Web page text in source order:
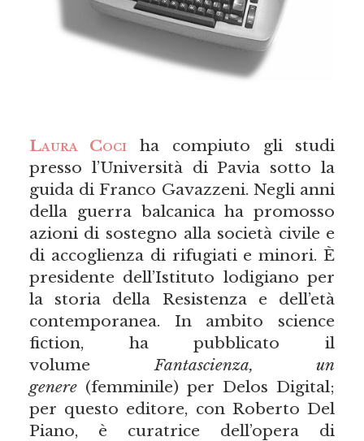
Laura Coci ha compiuto gli studi
presso l’Università di Pavia sotto la
guida di Franco Gavazzeni. Negli anni
della guerra balcanica ha promosso
azioni di sostegno alla società civile e
di accoglienza di rifugiati e minori. È
presidente dell’Istituto lodigiano per
la storia della Resistenza e dell’età
contemporanea. In ambito science
fiction, ha pubblicato il
volume Fantascienza, un
genere(femminile) per Delos Digital;
per questo editore, con Roberto Del
Piano, è curatrice dell’opera di